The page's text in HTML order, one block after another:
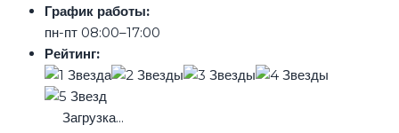
График работы:
пн-пт 08:00–17:00
Рейтинг:
Загрузка...